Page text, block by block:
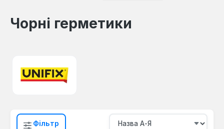
Чорні герметики
Фільтр